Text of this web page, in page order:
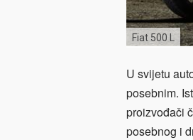
Fiat 500 L
U svijetu
posebnim.
proizvođači
posebnog i